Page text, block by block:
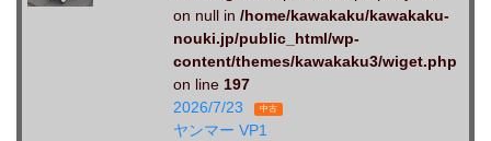
on null in /home/kawakaku/kawakaku-
nouki.jp/public_html/wp-
content/themes/kawakaku3/wiget.php
on line 197
2026/7/23
中古
ヤンマー VP1